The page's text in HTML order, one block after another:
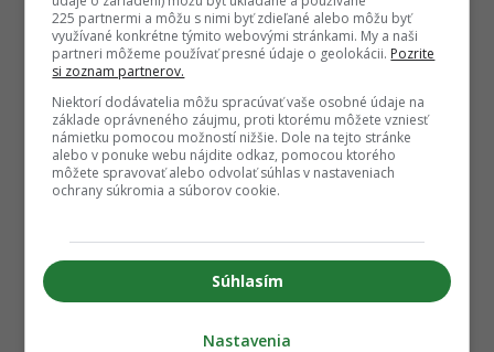
225 partnermi a môžu s nimi byť zdieľané alebo môžu byť
využívané konkrétne týmito webovými stránkami. My a naši
partneri môžeme používať presné údaje o geolokácii. Pozrite
si zoznam partnerov.
Niektorí dodávatelia môžu spracúvať vaše osobné údaje na
základe oprávneného záujmu, proti ktorému môžete vzniesť
námietku pomocou možností nižšie. Dole na tejto stránke
alebo v ponuke webu nájdite odkaz, pomocou ktorého
môžete spravovať alebo odvolať súhlas v nastaveniach
ochrany súkromia a súborov cookie.
Súhlasím
Nastavenia